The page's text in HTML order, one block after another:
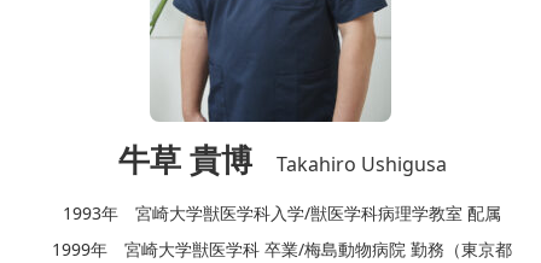
牛草 貴博 Takahiro Ushigusa
1993年 宮崎大学獣医学科入学/獣医学科病理学教室 配属
1999年 宮崎大学獣医学科 卒業/梅島動物病院 勤務（東京都